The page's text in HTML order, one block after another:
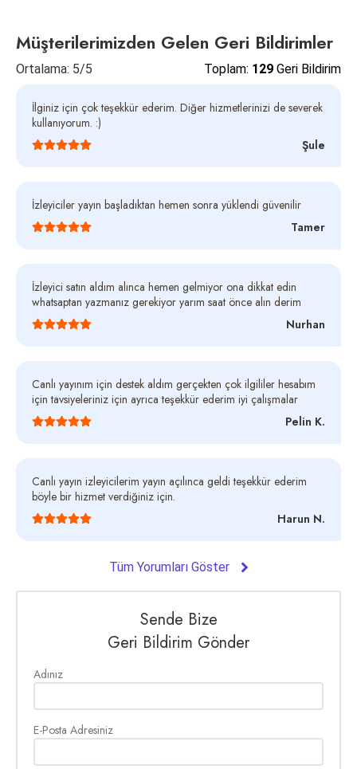
Müşterilerimizden Gelen Geri Bildirimler
Ortalama: 5/5 Toplam: 129 Geri Bildirim
İlginiz için çok teşekkür ederim. Diğer hizmetlerinizi de severek
kullanıyorum. :)
Şule
İzleyiciler yayın başladıktan hemen sonra yüklendi güvenilir
Tamer
İzleyici satın aldım alınca hemen gelmiyor ona dikkat edin
whatsaptan yazmanız gerekiyor yarım saat önce alın derim
Nurhan
Canlı yayınım için destek aldım gerçekten çok ilgililer hesabım
için tavsiyeleriniz için ayrıca teşekkür ederim iyi çalışmalar
Pelin K.
Canlı yayın izleyicilerim yayın açılınca geldi teşekkür ederim
böyle bir hizmet verdiğiniz için.
Harun N.
Tüm Yorumları Göster
Sende Bize
Geri Bildirim Gönder
Adınız
E-Posta Adresiniz